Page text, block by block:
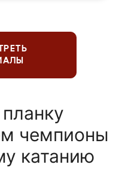
чемпионы
катанию